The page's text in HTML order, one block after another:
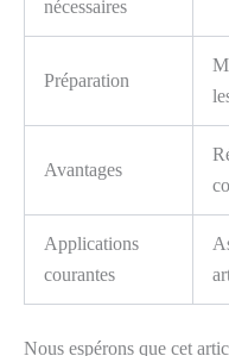
nécessaires
Préparation
Avantages
Applications
courantes
Nous espérons que cet